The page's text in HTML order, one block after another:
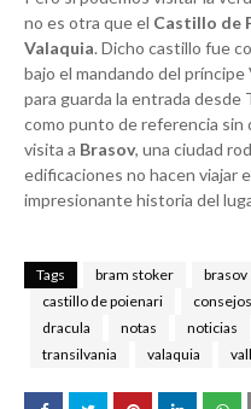
no es otra que el Castillo de
Valaquia. Dicho castillo fue
bajo el mandando del
para guarda la entrada desde
como punto de referencia sin
visita a Brasov, una ciudad
edificaciones no hacen viajar
impresionante historia del
Tags bram stoker brasov
castillo de poienari
dracula
notas noticias
transilvania
valaquia